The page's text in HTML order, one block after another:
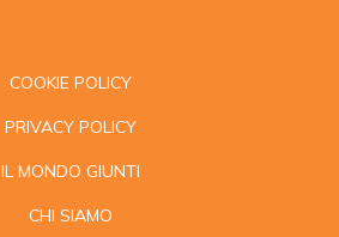
COOKIE POLICY
PRIVACY POLICY
IL MONDO GIUNTI
CHI SIAMO